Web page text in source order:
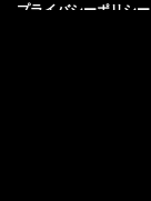
プライバシーポリシー